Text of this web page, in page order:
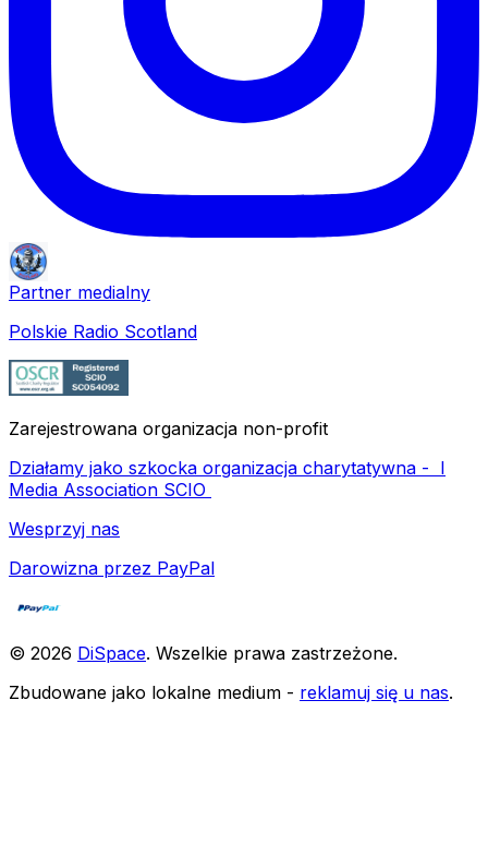
Partner medialny
Polskie Radio Scotland
Zarejestrowana organizacja non-profit
Działamy jako szkocka organizacja charytatywna - I
Media Association SCIO
Wesprzyj nas
Darowizna przez PayPal
© 2026 DiSpace. Wszelkie prawa zastrzeżone.
Zbudowane jako lokalne medium - reklamuj się u nas.